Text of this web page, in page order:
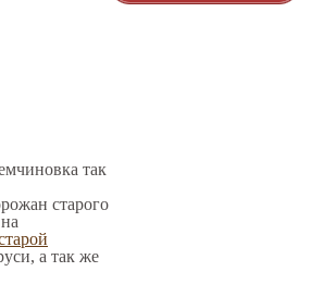
так
старого
а так же